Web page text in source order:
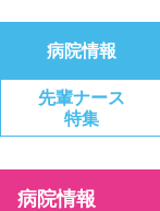
病院情報
先輩ナース
特集
病院情報